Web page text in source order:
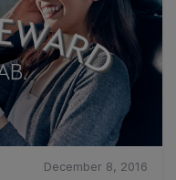
December 8, 2016